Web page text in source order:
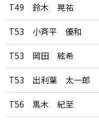
T49 鈴木 晃祐
T53 小斉平 優和
T53 岡田 絃希
T53 出利葉 太一郎
T56 黒木 紀至